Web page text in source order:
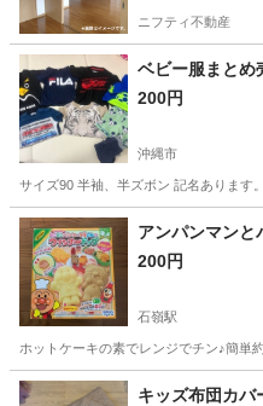
ニフティ不動産
ベビー服まと
200円
沖縄市
サイズ90 半袖、半ズボン 記名あります
沖縄 沖縄市 ベビー用品
アンパンマンと
200円
石嶺駅
ホットケーキの素でレンジでチン♪簡
沖縄 那覇市 石嶺駅 その他
キッズ布団カバ